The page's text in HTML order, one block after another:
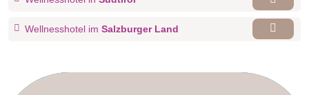
Wellnesshotel im Salzburger Land